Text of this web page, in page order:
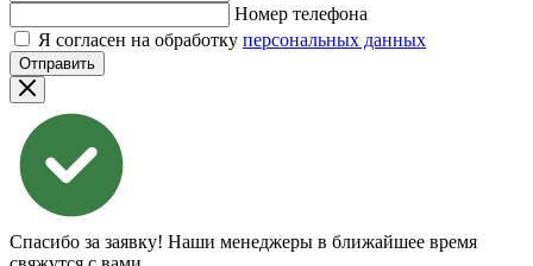
Номер телефона
Я согласен на обработку персональных данных
Отправить
Спасибо за заявку! Наши менеджеры в ближайшее время